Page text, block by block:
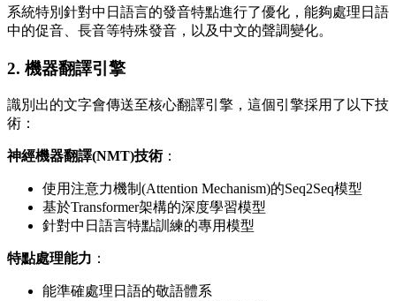
系統特別針對中日語言的發音特點進行了優化，能夠處理日語
中的促音、長音等特殊發音，以及中文的聲調變化。
2. 機器翻譯引擎
識別出的文字會傳送至核心翻譯引擎，這個引擎採用了以下技
術：
神經機器翻譯(NMT)技術：
使用注意力機制(Attention Mechanism)的Seq2Seq模型
基於Transformer架構的深度學習模型
針對中日語言特點訓練的專用模型
特點處理能力 ：
能準確處理日語的敬語體系